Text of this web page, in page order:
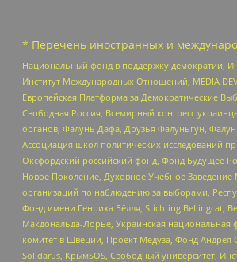
* Перечень иностранных и
Национальный фонд в поддержку демократии,
Институт Международных Отношений, MEDIA
Европейская Платформа за Демократические
Свободная Россия, Всемирный конгресс
органов, Фалунь Дафа, Друзья Фалуньгун,
Ассоциация школ политических исследований
Оксфордский российский фонд, Фонд Будущее
Новое Поколение, Духовное Учебное
организаций по наблюдению за выборами,
Фонд имени Генриха Бёлля, Stichting Bellingcat,
Макдональда-Лорье, Украинская национальная
комитет в Швеции, Проект Медуза, Фонд
Solidarus, КрымSOS, Свободный университет,